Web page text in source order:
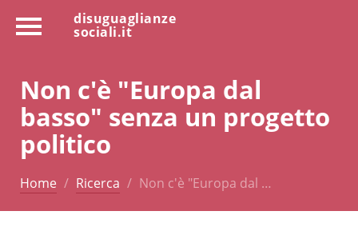
disuguaglianze
sociali.it
Non c'è "Europa dal
basso" senza un progetto
politico
Home Ricerca Non c'è "Europa dal …